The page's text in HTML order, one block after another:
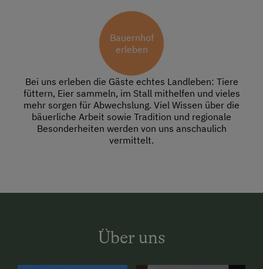
Bauernhof
erleben
Bei uns erleben die Gäste echtes Landleben: Tiere
füttern, Eier sammeln, im Stall mithelfen und vieles
mehr sorgen für Abwechslung. Viel Wissen über die
bäuerliche Arbeit sowie Tradition und regionale
Besonderheiten werden von uns anschaulich
vermittelt.
Über uns